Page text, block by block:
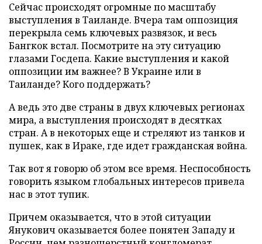
Сейчас происходят огромные по масштабу
выступления в Таиланде. Вчера там оппозиция
перекрыла семь ключевых развязок, и весь
Бангкок встал. Посмотрите на эту ситуацию
глазами Госдепа. Какие выступления и какой
оппозиции им важнее? В Украине или в
Таиланде? Кого поддержать?
А ведь это две страны в двух ключевых регионах
мира, а выступления происходят в десятках
стран. А в некоторых еще и стреляют из танков и
пушек, как в Ираке, где идет гражданская война.
Так вот я говорю об этом все время. Неспособность
говорить языком глобальных интересов привела
нас в этот тупик.
Причем оказывается, что в этой ситуации
Янукович оказывается более понятен Западу и